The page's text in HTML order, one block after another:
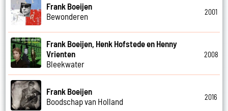
Frank Boeijen
Bewonderen
2001
Frank Boeijen, Henk Hofstede en Henny
Vrienten
Bleekwater
2008
Frank Boeijen
Boodschap van Holland
2016